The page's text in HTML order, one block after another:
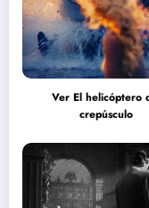
Ver El helicóptero
crepúsculo